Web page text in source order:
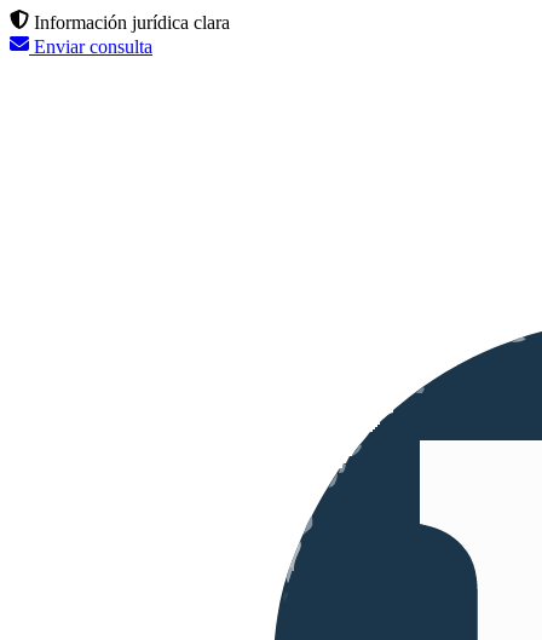
Información jurídica clara
Enviar consulta